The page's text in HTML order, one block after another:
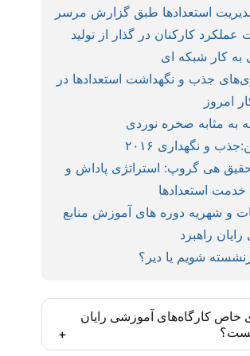
استعدادها طبق گزارش مرسر
عملکرد کارکنان در گذار از تولید
به کار شبکه ای
جذب و نگهداشت استعدادها در
امروز
به مثابه صخره نوردی
و نگهداری ۲۰۱۶
تحقیق هی گروپ: استراتژی پاداش و
خدمت استعدادها
و شهریه دوره های آموزش منابع
رایان راهبرد
شویم یا دیر؟
خاص کارگاه‌های آموزشی رایان